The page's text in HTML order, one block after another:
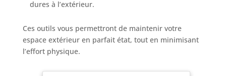
dures à l’extérieur.
Ces outils vous permettront de maintenir votre
espace extérieur en parfait état, tout en minimisant
l’effort physique.